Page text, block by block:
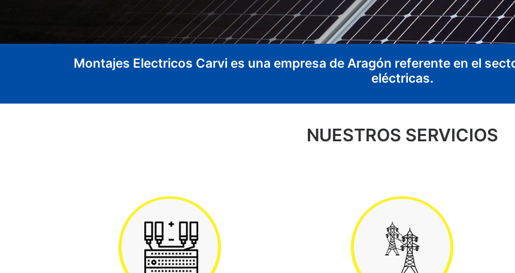
Montajes Electricos Carvi es una empresa de Aragón referente en el
eléctricas.
NUESTROS SERVICIOS